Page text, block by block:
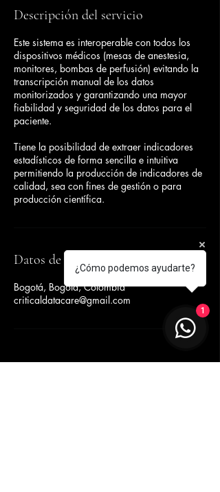
Descripción del servicio
Este sistema es interoperable con todos los
dispositivos médicos (mesas de anestesia,
monitores, bombas de perfusión) evitando la
transcripción manual de los datos
monitorizados y garantizando una mayor
fiabilidad y seguridad de los datos para el
paciente.
Tiene la posibilidad de extraer indicadores
estadísticos de forma sencilla e intuitiva
permitiendo la producción de indicadores de
calidad, sea con fines de gestión o para
producción científica.
Datos de contacto
Bogotá, Bogota, Colombia
criticaldatacare@gmail.com
¿Cómo podemos ayudarte?
1